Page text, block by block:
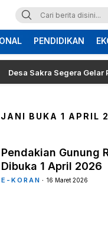
PENDIDIKAN
Segera Gelar
BUKA 1 APRIL
Pendakian Gunung
Dibuka 1 April 2026
E-KORAN 16 Maret 2026